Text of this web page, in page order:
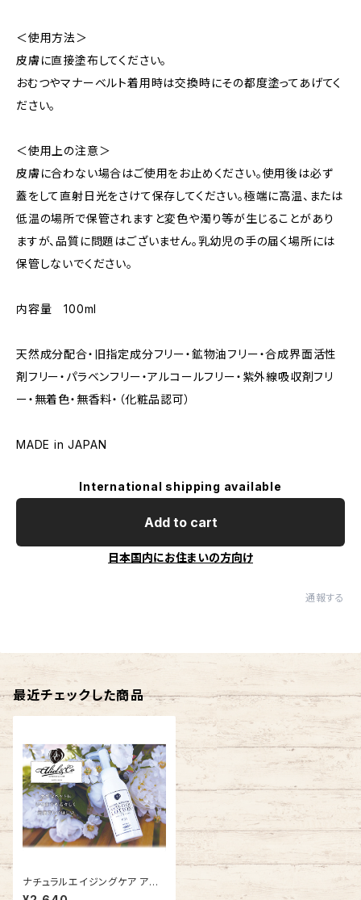
＜使用方法＞
皮膚に直接塗布してください。
おむつやマナーベルト着用時は交換時にその都度塗ってあげてく
ださい。
＜使用上の注意＞
皮膚に合わない場合はご使用をお止めください。使用後は必ず
蓋をして直射日光をさけて保存してください。極端に高温、または
低温の場所で保管されますと変色や濁り等が生じることがあり
ますが、品質に問題はございません。乳幼児の手の届く場所には
保管しないでください。
内容量 100ml
天然成分配合・旧指定成分フリー・鉱物油フリー・合成界面活性
剤フリー・パラベンフリー・アルコールフリー・紫外線吸収剤フリ
ー・無着色・無香料・（化粧品認可）
MADE in JAPAN
International shipping available
Add to cart
日本国内にお住まいの方向け
通報する
最近チェックした商品
ナチュラルエイジングケア アン
チイッチローション（肌荒れ・痒